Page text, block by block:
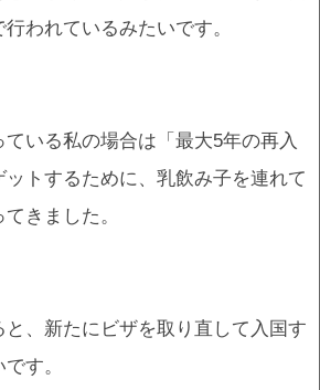
われているみたいです。
いる私の場合は「最大5年の再入
トするために、乳飲み子を連れて
きました。
、新たにビザを取り直して入国す
す。